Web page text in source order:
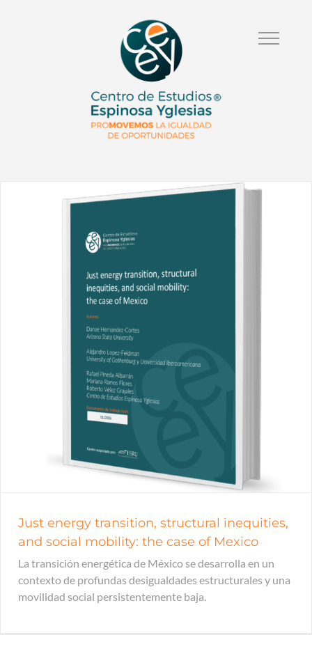
Just energy transition, structural inequities,
and social mobility: the case of Mexico
La transición energética de México se desarrolla en un
contexto de profundas desigualdades estructurales y una
movilidad social persistentemente baja.